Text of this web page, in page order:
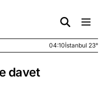
04:10İstanbul 23°
davet